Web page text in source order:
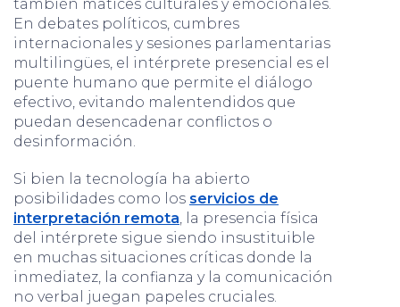
también matices culturales y emocionales.
En debates políticos, cumbres
internacionales y sesiones parlamentarias
multilingües, el intérprete presencial es el
puente humano que permite el diálogo
efectivo, evitando malentendidos que
puedan desencadenar conflictos o
desinformación.
Si bien la tecnología ha abierto
posibilidades como los servicios de
interpretación remota, la presencia física
del intérprete sigue siendo insustituible
en muchas situaciones críticas donde la
inmediatez, la confianza y la comunicación
no verbal juegan papeles cruciales.